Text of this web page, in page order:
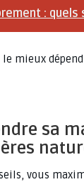
:
le mieux
sa
vous